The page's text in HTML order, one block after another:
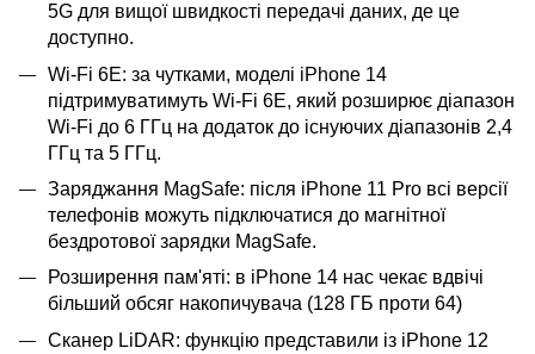
5G для вищої швидкості передачі даних, де це
доступно.
Wi-Fi 6E: за чутками, моделі iPhone 14
підтримуватимуть Wi-Fi 6E, який розширює діапазон
Wi-Fi до 6 ГГц на додаток до існуючих діапазонів 2,4
ГГц та 5 ГГц.
Заряджання MagSafe: після iPhone 11 Pro всі версії
телефонів можуть підключатися до магнітної
бездротової зарядки MagSafe.
Розширення пам'яті: в iPhone 14 нас чекає вдвічі
більший обсяг накопичувача (128 ГБ проти 64)
Сканер LiDAR: функцію представили із iPhone 12